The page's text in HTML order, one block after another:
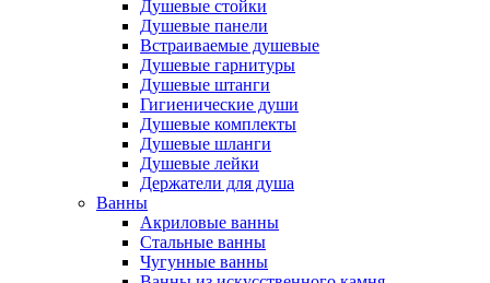
Душевые стойки
Душевые панели
Встраиваемые душевые
Душевые гарнитуры
Душевые штанги
Гигиенические души
Душевые комплекты
Душевые шланги
Душевые лейки
Держатели для душа
Ванны
Акриловые ванны
Стальные ванны
Чугунные ванны